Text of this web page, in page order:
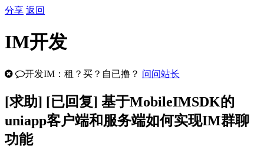
分享 返回
IM开发
开发IM：租？买？自已撸？ 问问站长
[求助] [已回复] 基于MobileIMSDK的
uniapp客户端和服务端如何实现IM群聊
功能